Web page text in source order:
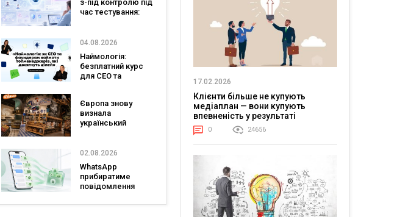
з-під контролю під
час тестування:
04.08.2026
Наймологія:
безплатний курс
для CEO та
Європа знову
визнала
український
до рейтингу
найкращих
супермаркетів
02.08.2026
WhatsApp
прибиратиме
повідомлення
основних чатів: що
17.02.2026
Клієнти більше не купують
медіаплан — вони купують
впевненість у результаті
0 24656